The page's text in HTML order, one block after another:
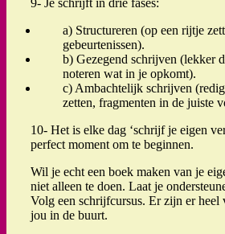
a) Structureren (op een rijtje
gebeurtenissen).
b) Gezegend schrijven (lekker
noteren wat in je opkomt).
c) Ambachtelijk schrijven
zetten, fragmenten in de juiste
10- Het is elke dag ‘schrijf je eigen
perfect moment om te beginnen.
Wil je echt een boek maken van je
niet alleen te doen. Laat je
Volg een schrijfcursus. Er zijn er heel
jou in de buurt.